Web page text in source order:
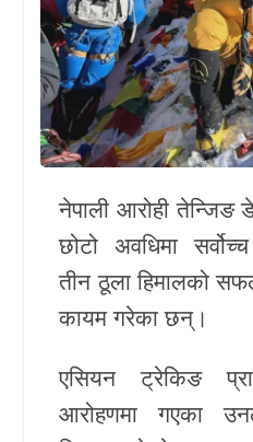
सूचना
र
प्रविधि
शिक्षा
स्वास्थ्य
Unicode
नेपाली आरोहीतेन्जिङ
छोटो अवधिमा
तीन ठूला हिमालको
कायम गरेका छन्।
एसियन ट्रेकिङ
आरोहणमा गएका